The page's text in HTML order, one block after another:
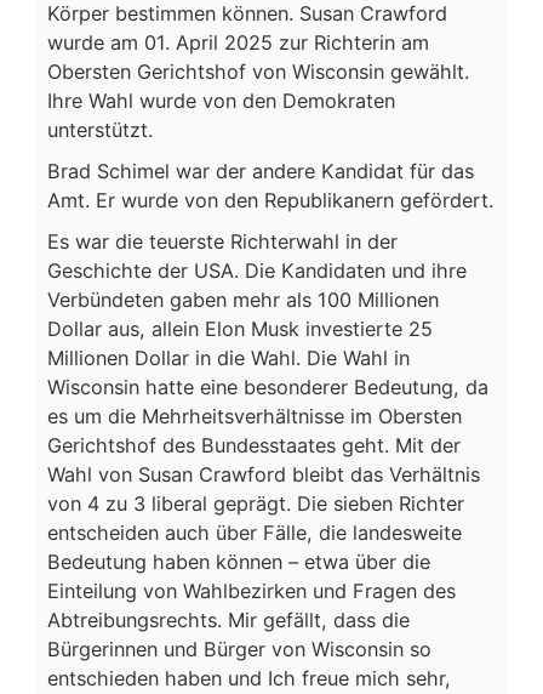
Körper bestimmen können. Susan Crawford
wurde am 01. April 2025 zur Richterin am
Obersten Gerichtshof von Wisconsin gewählt.
Ihre Wahl wurde von den Demokraten
unterstützt.
Brad Schimel war der andere Kandidat für das
Amt. Er wurde von den Republikanern gefördert.
Es war die teuerste Richterwahl in der
Geschichte der USA. Die Kandidaten und ihre
Verbündeten gaben mehr als 100 Millionen
Dollar aus, allein Elon Musk investierte 25
Millionen Dollar in die Wahl. Die Wahl in
Wisconsin hatte eine besonderer Bedeutung, da
es um die Mehrheitsverhältnisse im Obersten
Gerichtshof des Bundesstaates geht. Mit der
Wahl von Susan Crawford bleibt das Verhältnis
von 4 zu 3 liberal geprägt. Die sieben Richter
entscheiden auch über Fälle, die landesweite
Bedeutung haben können – etwa über die
Einteilung von Wahlbezirken und Fragen des
Abtreibungsrechts. Mir gefällt, dass die
Bürgerinnen und Bürger von Wisconsin so
entschieden haben und Ich freue mich sehr,